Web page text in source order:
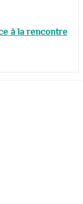
à la rencontre